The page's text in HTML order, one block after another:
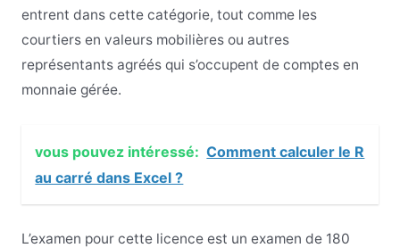
entrent dans cette catégorie, tout comme les
courtiers en valeurs mobilières ou autres
représentants agréés qui s’occupent de comptes en
monnaie gérée.
vous pouvez intéressé: Comment calculer le R
au carré dans Excel ?
L’examen pour cette licence est un examen de 180